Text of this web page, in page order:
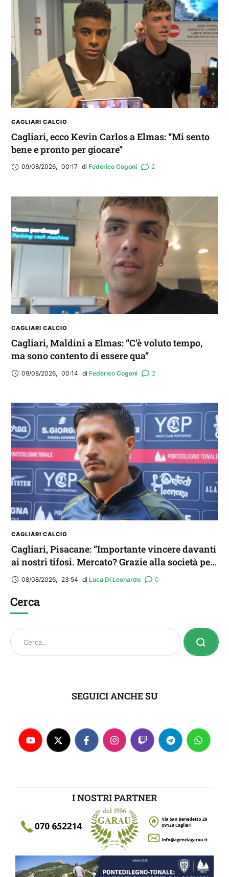
2° TROFEO RIVA | IL POST-PARTITA: commenta
con noi il match tra Cagliari e Nizza
CAGLIARI CALCIO
Cagliari, ecco Kevin Carlos a Elmas: “Mi sento
bene e pronto per giocare”
09/08/2026, 00:17 di Federico Cogoni 2
CAGLIARI CALCIO
Cagliari, Maldini a Elmas: “C’è voluto tempo,
ma sono contento di essere qua”
09/08/2026, 00:14 di Federico Cogoni 2
CAGLIARI CALCIO
Cagliari, Pisacane: “Importante vincere davanti
ai nostri tifosi. Mercato? Grazie alla società per
il triplo colpo”
08/08/2026, 23:54 di Luca Di Leonardo 0
Cerca
SEGUICI ANCHE SU
I NOSTRI PARTNER